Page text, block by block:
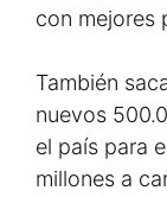
con mejores
También
nuevos
el país para
millones a